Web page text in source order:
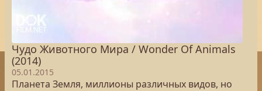
Чудо Животного Мира / Wonder Of Animals
(2014)
05.01.2015
Планета Земля, миллионы различных видов, но